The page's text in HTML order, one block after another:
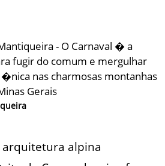
arquitetura alpina